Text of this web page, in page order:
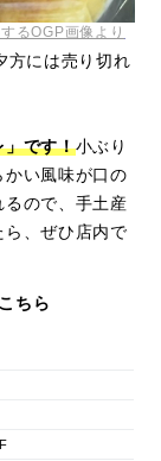
るOGP画像より
方には売り切れ
」です！小ぶり
い風味が口の
ので、手土産
、ぜひ店内で
ちら